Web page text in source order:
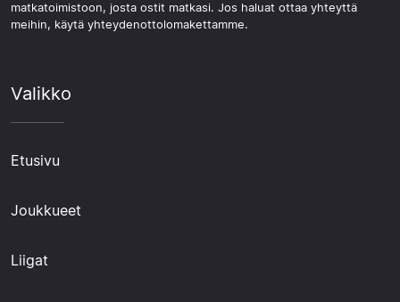
matkatoimistoon, josta ostit matkasi. Jos haluat ottaa yhteyttä
meihin, käytä yhteydenottolomakettamme.
Valikko
Etusivu
Joukkueet
Liigat